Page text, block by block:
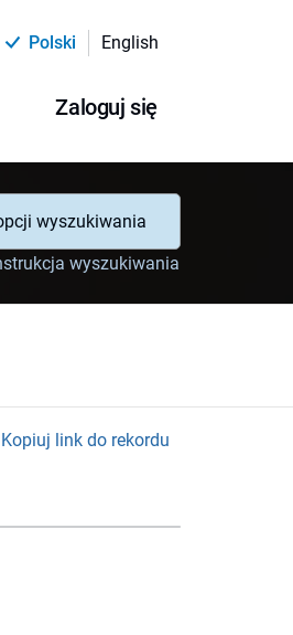
Polski English
Zaloguj się
wyszukiwania
wyszukiwania
Kopiuj link do rekordu